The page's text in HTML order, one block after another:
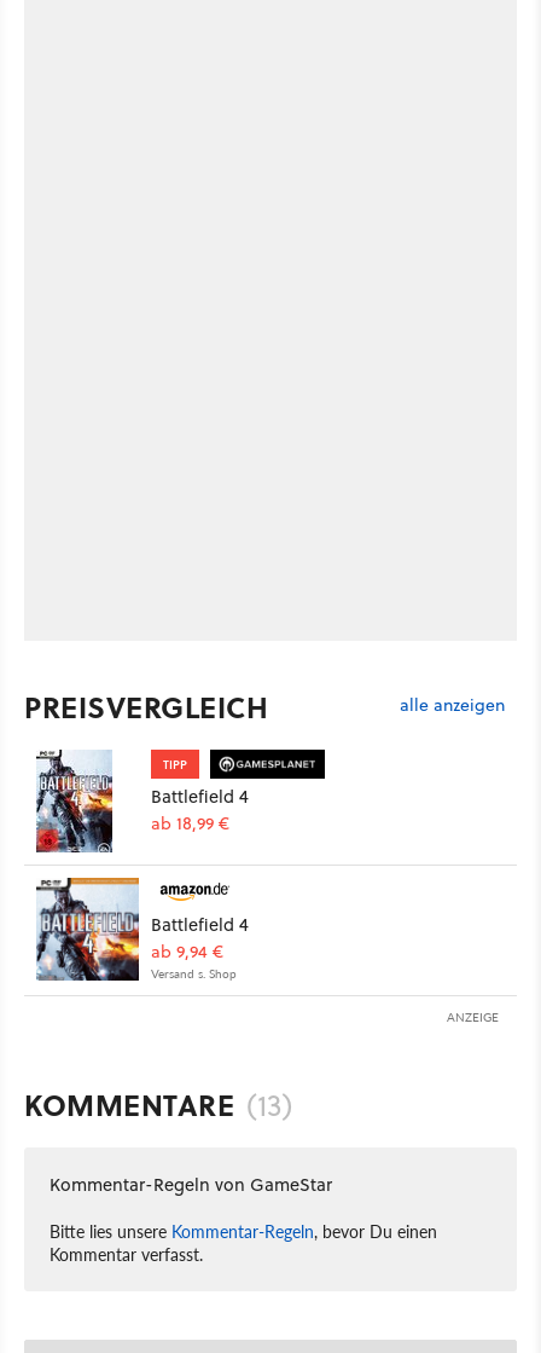
PREISVERGLEICH alle anzeigen
TIPP
Battlefield 4
ab 18,99 €
Battlefield 4
ab 9,94 €
Versand s. Shop
ANZEIGE
KOMMENTARE (13)
Kommentar-Regeln von GameStar
Bitte lies unsere Kommentar-Regeln, bevor Du einen
Kommentar verfasst.